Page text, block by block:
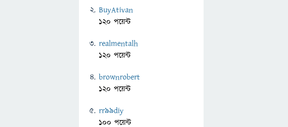
BuyAtivan
120 পয়েন্ট
realmentalh
120 পয়েন্ট
brownrobert
120 পয়েন্ট
rr99diy
100 পয়েন্ট